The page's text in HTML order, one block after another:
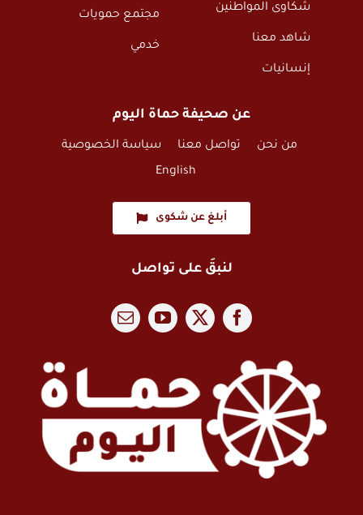
شكاوى المواطنين
شاهد معنا
إنسانيات
مجتمع حمويات
خدمي
عن صحيفة حماة اليوم
من نحن تواصل معنا
سياسة الخصوصية
English
أبلغ عن شكوى
لنبقَ على تواصل